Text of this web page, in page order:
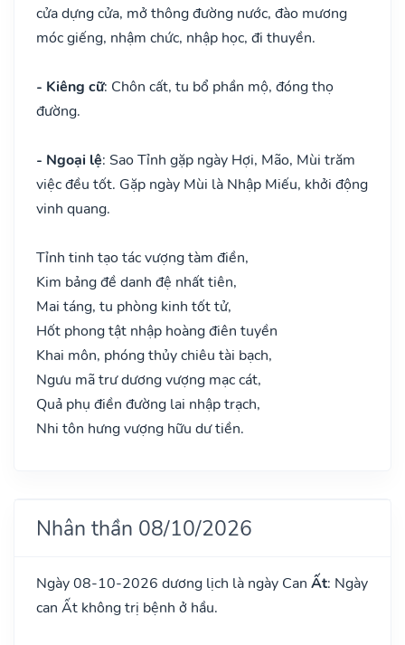
cửa dựng cửa, mở thông đường nước, đào mương
móc giếng, nhậm chức, nhập học, đi thuyền.
- Kiêng cữ: Chôn cất, tu bổ phần mộ, đóng thọ
đường.
- Ngoại lệ: Sao Tỉnh gặp ngày Hợi, Mão, Mùi trăm
việc đều tốt. Gặp ngày Mùi là Nhập Miếu, khởi động
vinh quang.
Tỉnh tinh tạo tác vượng tàm điền,
Kim bảng đề danh đệ nhất tiên,
Mai táng, tu phòng kinh tốt tử,
Hốt phong tật nhập hoàng điên tuyền
Khai môn, phóng thủy chiêu tài bạch,
Ngưu mã trư dương vượng mạc cát,
Quả phụ điền đường lai nhập trạch,
Nhi tôn hưng vượng hữu dư tiền.
Nhân thần 08/10/2026
Ngày 08-10-2026 dương lịch là ngày Can Ất: Ngày
can Ất không trị bệnh ở hầu.